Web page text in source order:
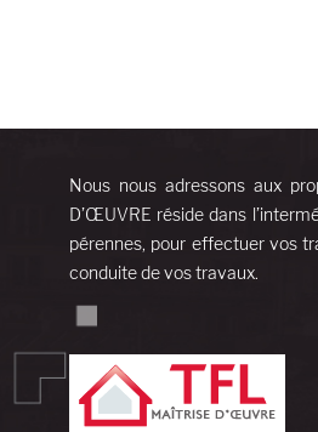
Nous nous adressons aux
D’ŒUVRE réside dans
pérennes, pour effectuer vos
conduite de vos travaux.